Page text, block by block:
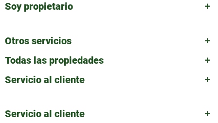
Soy propietario
Otros servicios
Todas las propiedades
Servicio al cliente
Servicio al cliente